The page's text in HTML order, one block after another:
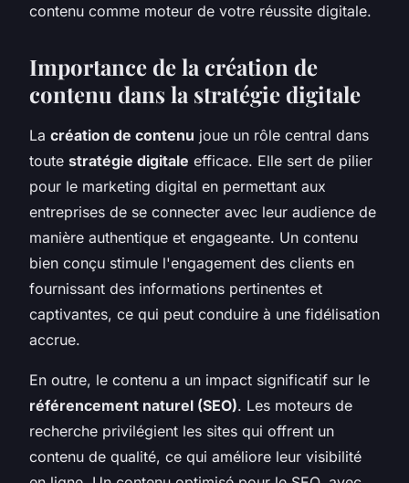
contenu comme moteur de votre réussite digitale.
Importance de la création de
contenu dans la stratégie digitale
La création de contenu joue un rôle central dans
toute stratégie digitale efficace. Elle sert de pilier
pour le marketing digital en permettant aux
entreprises de se connecter avec leur audience de
manière authentique et engageante. Un contenu
bien conçu stimule l'engagement des clients en
fournissant des informations pertinentes et
captivantes, ce qui peut conduire à une fidélisation
accrue.
En outre, le contenu a un impact significatif sur le
référencement naturel (SEO). Les moteurs de
recherche privilégient les sites qui offrent un
contenu de qualité, ce qui améliore leur visibilité